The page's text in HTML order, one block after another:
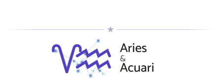
Aries
&
Acuari